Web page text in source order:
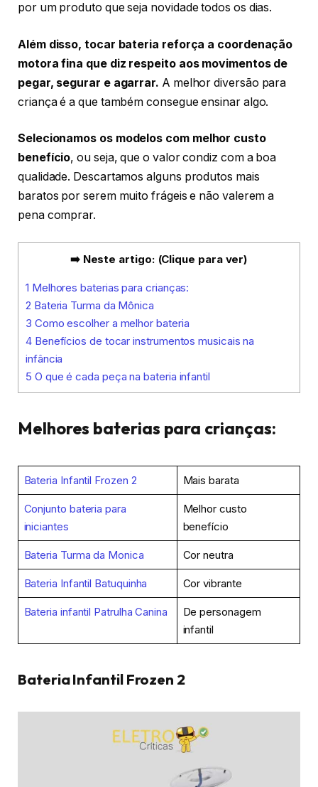
por um produto que seja novidade todos os dias.
Além disso, tocar bateria reforça a coordenação
motora fina que diz respeito aos movimentos de
pegar, segurar e agarrar. A melhor diversão para
criança é a que também consegue ensinar algo.
Selecionamos os modelos com melhor custo
benefício, ou seja, que o valor condiz com a boa
qualidade. Descartamos alguns produtos mais
baratos por serem muito frágeis e não valerem a
pena comprar.
➡️ Neste artigo: (Clique para ver)
1 Melhores baterias para crianças:
2 Bateria Turma da Mônica
3 Como escolher a melhor bateria
4Benefícios de tocar instrumentos musicais na
infância
5 O que é cada peça na bateria infantil
Melhores baterias para crianças:
Bateria Infantil Frozen 2 Mais barata
Conjunto bateria para
iniciantes
Melhor custo
benefício
Bateria Turma da Monica Cor neutra
Bateria Infantil Batuquinha Cor vibrante
Bateria infantil Patrulha Canina
De personagem
infantil
Bateria Infantil Frozen 2